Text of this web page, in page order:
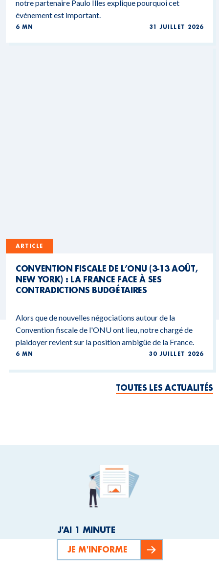
notre partenaire Paulo Illes explique pourquoi cet
événement est important.
6 MN 31 JUILLET 2026
ARTICLE
CONVENTION FISCALE DE L’ONU (3-13 AOÛT,
NEW YORK) : LA FRANCE FACE À SES
CONTRADICTIONS BUDGÉTAIRES
Alors que de nouvelles négociations autour de la
Convention fiscale de l'ONU ont lieu, notre chargé de
plaidoyer revient sur la position ambigüe de la France.
6 MN 30 JUILLET 2026
TOUTES LES ACTUALITÉS
J'AI 1 MINUTE
JE M'INFORME